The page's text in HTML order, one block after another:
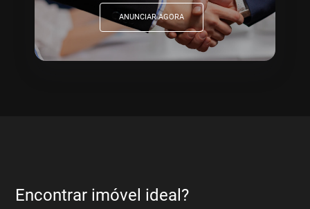
ANUNCIAR AGORA
Encontrar imóvel ideal?